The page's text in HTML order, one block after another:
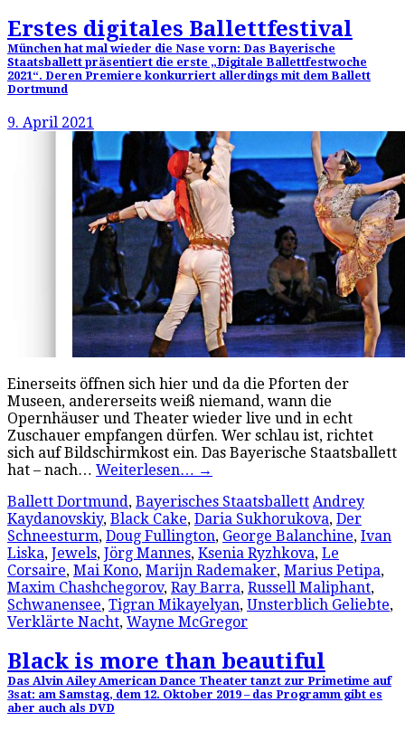
Erstes digitales Ballettfestival
München hat mal wieder die Nase vorn: Das Bayerische
Staatsballett präsentiert die erste „Digitale Ballettfestwoche
2021“. Deren Premiere konkurriert allerdings mit dem Ballett
Dortmund
9. April 2021
Einerseits öffnen sich hier und da die Pforten der
Museen, andererseits weiß niemand, wann die
Opernhäuser und Theater wieder live und in echt
Zuschauer empfangen dürfen. Wer schlau ist, richtet
sich auf Bildschirmkost ein. Das Bayerische Staatsballett
hat – nach… Weiterlesen… →
Ballett Dortmund, Bayerisches Staatsballett Andrey
Kaydanovskiy, Black Cake, Daria Sukhorukova, Der
Schneesturm, Doug Fullington, George Balanchine, Ivan
Liska, Jewels, Jörg Mannes, Ksenia Ryzhkova, Le
Corsaire, Mai Kono, Marijn Rademaker, Marius Petipa,
Maxim Chashchegorov, Ray Barra, Russell Maliphant,
Schwanensee, Tigran Mikayelyan, Unsterblich Geliebte,
Verklärte Nacht, Wayne McGregor
Black is more than beautiful
Das Alvin Ailey American Dance Theater tanzt zur Primetime auf
3sat: am Samstag, dem 12. Oktober 2019 – das Programm gibt es
aber auch als DVD